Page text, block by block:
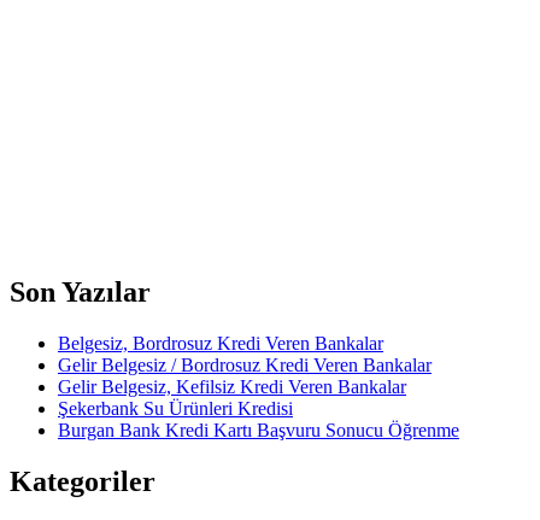
Son Yazılar
Belgesiz, Bordrosuz Kredi Veren Bankalar
Gelir Belgesiz / Bordrosuz Kredi Veren Bankalar
Gelir Belgesiz, Kefilsiz Kredi Veren Bankalar
Şekerbank Su Ürünleri Kredisi
Burgan Bank Kredi Kartı Başvuru Sonucu Öğrenme
Kategoriler